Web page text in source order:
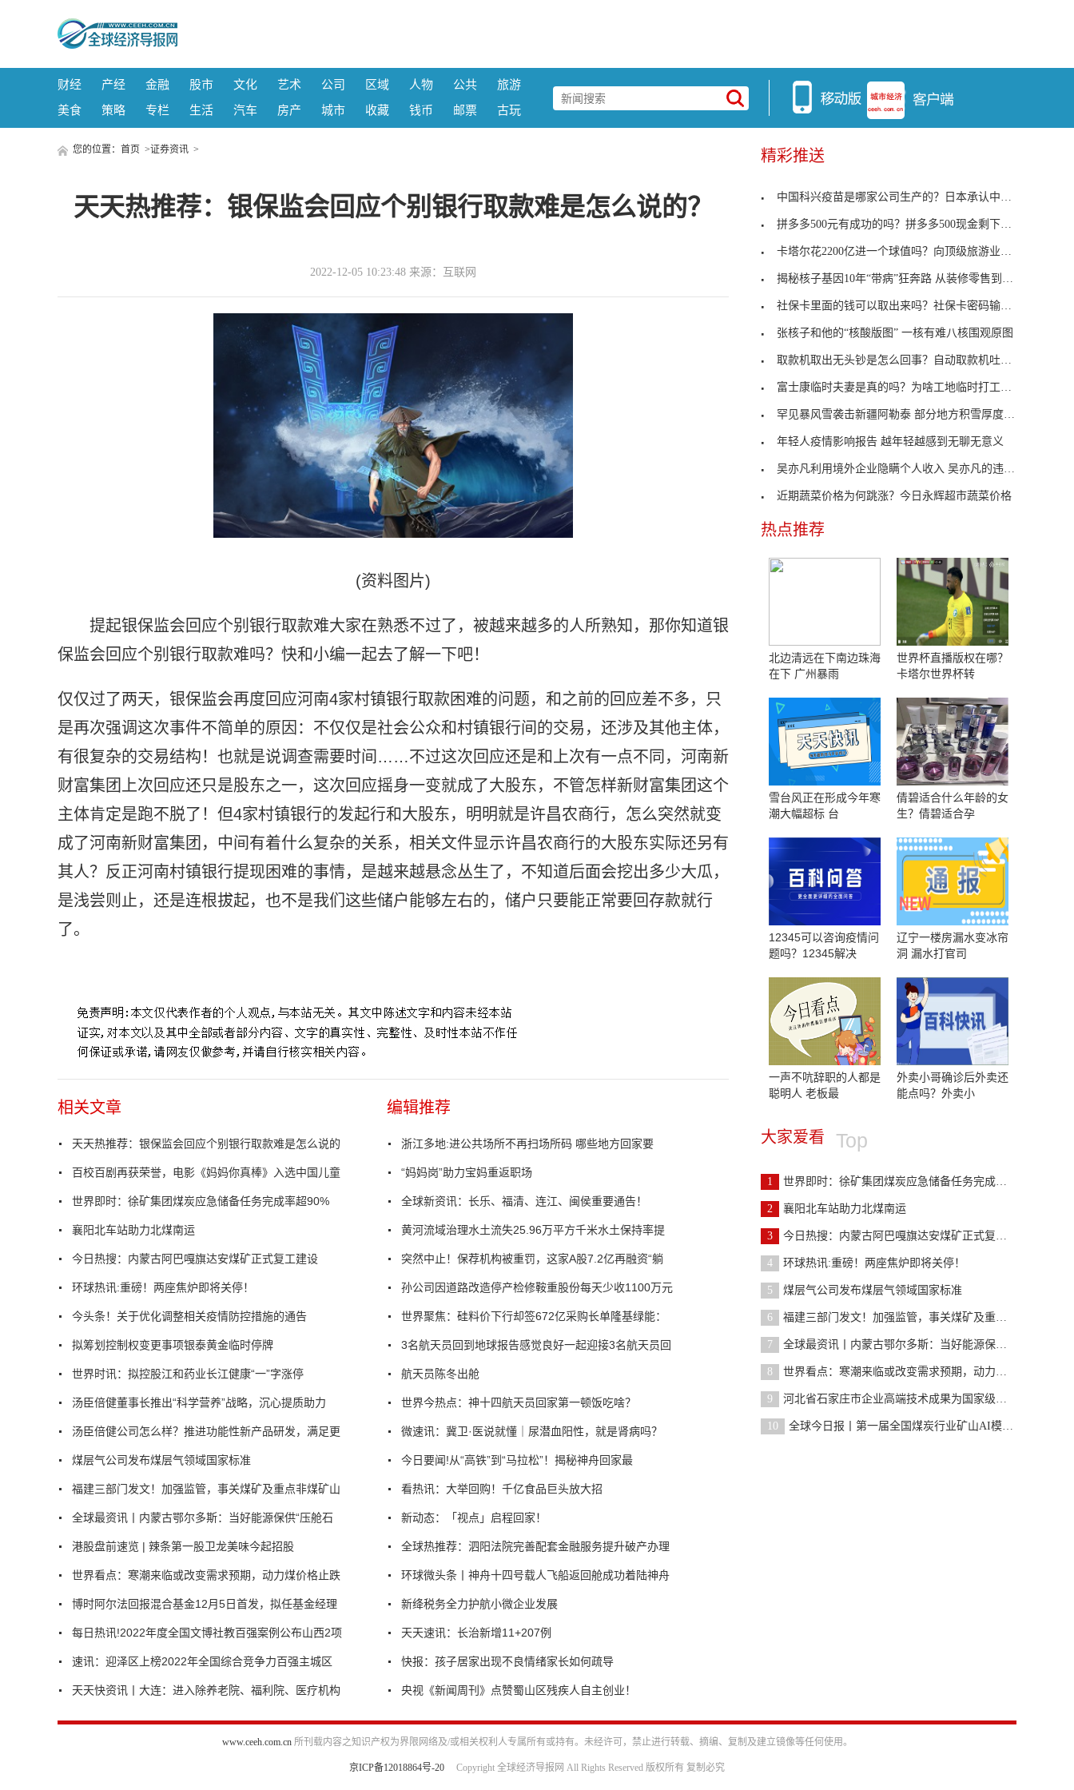
财经 产经 金融 股市 文化 艺术 公司 区域 人物 公共
旅游
美食
策略 专栏 生活 汽车 房产 城市 收藏 钱币 邮票 古玩
您的位置： 首页 >证券资讯 >
天天热推荐：银保监会回应个别银行取款难是怎么说的？
2022-12-05 10:23:48 来源：互联网
(资料图片)
提起银保监会回应个别银行取款难大家在熟悉不过了，被越来越多的人所熟知，那你知道银
保监会回应个别银行取款难吗？快和小编一起去了解一下吧！
仅仅过了两天，银保监会再度回应河南4家村镇银行取款困难的问题，和之前的回应差不多，只
是再次强调这次事件不简单的原因：不仅仅是社会公众和村镇银行间的交易，还涉及其他主体，
有很复杂的交易结构！也就是说调查需要时间……不过这次回应还是和上次有一点不同，河南新
财富集团上次回应还只是股东之一，这次回应摇身一变就成了大股东，不管怎样新财富集团这个
主体肯定是跑不脱了！但4家村镇银行的发起行和大股东，明明就是许昌农商行，怎么突然就变
成了河南新财富集团，中间有着什么复杂的关系，相关文件显示许昌农商行的大股东实际还另有
其人？反正河南村镇银行提现困难的事情，是越来越悬念丛生了，不知道后面会挖出多少大瓜，
是浅尝则止，还是连根拔起，也不是我们这些储户能够左右的，储户只要能正常要回存款就行
了。
相关文章
天天热推荐：银保监会回应个别银行取款难是怎么说的
百校百剧再获荣誉，电影《妈妈你真棒》入选中国儿童
世界即时：徐矿集团煤炭应急储备任务完成率超90%
襄阳北车站助力北煤南运
今日热搜：内蒙古阿巴嘎旗达安煤矿正式复工建设
环球热讯:重磅！两座焦炉即将关停！
今头条！关于优化调整相关疫情防控措施的通告
拟筹划控制权变更事项银泰黄金临时停牌
世界时讯：拟控股江和药业长江健康“一”字涨停
汤臣倍健董事长推出“科学营养”战略，沉心提质助力
汤臣倍健公司怎么样？推进功能性新产品研发，满足更
煤层气公司发布煤层气领域国家标准
福建三部门发文！加强监管，事关煤矿及重点非煤矿山
全球最资讯丨内蒙古鄂尔多斯：当好能源保供“压舱石
港股盘前速览 | 辣条第一股卫龙美味今起招股
世界看点：寒潮来临或改变需求预期，动力煤价格止跌
博时阿尔法回报混合基金12月5日首发，拟任基金经理
每日热讯!2022年度全国文博社教百强案例公布山西2项
速讯：迎泽区上榜2022年全国综合竞争力百强主城区
天天快资讯丨大连：进入除养老院、福利院、医疗机构
编辑推荐
浙江多地:进公共场所不再扫场所码 哪些地方回家要
“妈妈岗”助力宝妈重返职场
全球新资讯：长乐、福清、连江、闽侯重要通告！
黄河流域治理水土流失25.96万平方千米水土保持率提
突然中止！保荐机构被重罚，这家A股7.2亿再融资“躺
孙公司因道路改造停产检修鞍重股份每天少收1100万元
世界聚焦：硅料价下行却签672亿采购长单隆基绿能：
3名航天员回到地球报告感觉良好一起迎接3名航天员回
航天员陈冬出舱
世界今热点：神十四航天员回家第一顿饭吃啥？
微速讯：冀卫·医说就懂｜尿潜血阳性，就是肾病吗？
今日要闻!从“高铁”到“马拉松”！揭秘神舟回家最
看热讯：大举回购！千亿食品巨头放大招
新动态：「视点」启程回家！
全球热推荐：泗阳法院完善配套金融服务提升破产办理
环球微头条丨神舟十四号载人飞船返回舱成功着陆神舟
新绛税务全力护航小微企业发展
天天速讯：长治新增11+207例
快报：孩子居家出现不良情绪家长如何疏导
央视《新闻周刊》点赞蜀山区残疾人自主创业！
精彩推送
中国科兴疫苗是哪家公司生产的？日本承认中国科兴疫
拼多多500元有成功的吗？拼多多500现金剩下0.01怎么
卡塔尔花2200亿进一个球值吗？向顶级旅游业转型
揭秘核子基因10年“带病”狂奔路 从装修零售到核酸
社保卡里面的钱可以取出来吗？社保卡密码输3次错了
张核子和他的“核酸版图” 一核有难八核围观原图
取款机取出无头钞是怎么回事？自动取款机吐钞没有取
富士康临时夫妻是真的吗？为啥工地临时打工的夫妻这
罕见暴风雪袭击新疆阿勒泰 部分地方积雪厚度达60厘
年轻人疫情影响报告 越年轻越感到无聊无意义
吴亦凡利用境外企业隐瞒个人收入 吴亦凡的违法事实
近期蔬菜价格为何跳涨？今日永辉超市蔬菜价格
热点推荐
北边清远在下南边珠海
在下 广州暴雨
世界杯直播版权在哪？
卡塔尔世界杯转
雪台风正在形成今年寒
潮大幅超标 台
倩碧适合什么年龄的女
生？倩碧适合孕
12345可以咨询疫情问
题吗？12345解决
辽宁一楼房漏水变冰帘
洞 漏水打官司
一声不吭辞职的人都是
聪明人 老板最
外卖小哥确诊后外卖还
能点吗？外卖小
大家爱看 Top
1 世界即时：徐矿集团煤炭应急储备任务完成率超90%
2 襄阳北车站助力北煤南运
3 今日热搜：内蒙古阿巴嘎旗达安煤矿正式复工建设
4 环球热讯:重磅！两座焦炉即将关停！
5 煤层气公司发布煤层气领域国家标准
6 福建三部门发文！加强监管，事关煤矿及重点非煤矿山
7 全球最资讯丨内蒙古鄂尔多斯：当好能源保供“压舱石
8 世界看点：寒潮来临或改变需求预期，动力煤价格止跌
9 河北省石家庄市企业高端技术成果为国家级示范矿井“
10 全球今日报丨第一届全国煤炭行业矿山AI模型大赛 初
www.ceeh.com.cn所刊载内容之知识产权为界限网络及/或相关权利人专属所有或持有。未经许可，禁止进行转载、摘编、复制及建立镜像等任何使用。
京ICP备12018864号-20 Copyright 全球经济导报网 All Rights Reserved 版权所有 复制必究